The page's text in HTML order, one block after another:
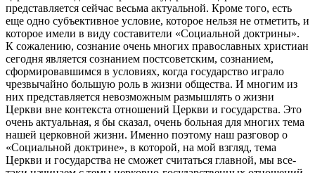
представляется сейчас весьма актуальной. Кроме того, есть
еще одно субъективное условие, которое нельзя не отметить, и
которое имели в виду составители «Социальной доктрины».
К сожалению, сознание очень многих православных христиан
сегодня является сознанием постсоветским, сознанием,
сформировавшимся в условиях, когда государство играло
чрезвычайно большую роль в жизни общества. И многим из
них представляется невозможным размышлять о жизни
Церкви вне контекста отношений Церкви и государства. Это
очень актуальная, я бы сказал, очень больная для многих тема
нашей церковной жизни. Именно поэтому наш разговор о
«Социальной доктрине», в которой, на мой взгляд, тема
Церкви и государства не сможет считаться главной, мы все-